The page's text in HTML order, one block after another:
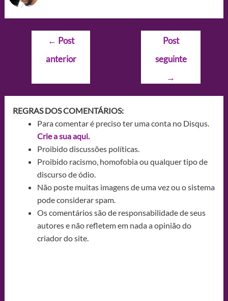
Navegação
Post
← Post
anterior
Post
seguinte
→
REGRAS DOS COMENTÁRIOS:
Para comentar é preciso ter uma conta no Disqus.
Crie a sua aqui.
Proibido discussões políticas.
Proibido racismo, homofobia ou qualquer tipo de
discurso de ódio.
Não poste muitas imagens de uma vez ou o sistema
pode considerar spam.
Os comentários são de responsabilidade de seus
autores e não refletem em nada a opinião do
criador do site.